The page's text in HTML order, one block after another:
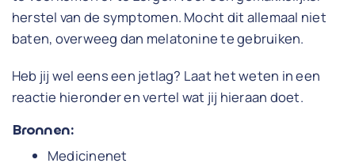
herstel van de symptomen. Mocht dit allemaal niet
baten, overweeg dan melatonine te gebruiken.
Heb jij wel eens een jetlag? Laat het weten in een
reactie hieronder en vertel wat jij hieraan doet.
Bronnen:
Medicinenet